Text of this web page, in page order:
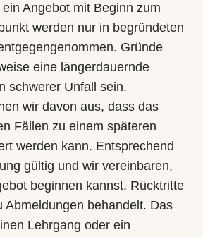
Angebot mit Beginn zum
werden nur in begründeten
Gründe
eine längerdauernde
schwerer Unfall sein.
wir davon aus, dass das
Fällen zu einem späteren
werden kann. Entsprechend
gültig und wir vereinbaren,
beginnen kannst. Rücktritte
Abmeldungen behandelt. Das
Lehrgang oder ein